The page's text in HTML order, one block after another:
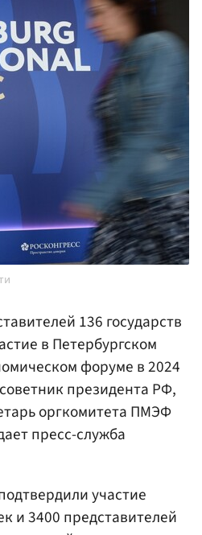
136 государств
в Петербургском
форуме в 2024
президента РФ,
оргкомитета ПМЭФ
пресс-служба
участие
и 3400 представителей